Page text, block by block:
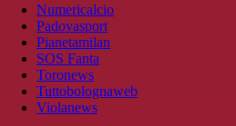
Numericalcio
Padovasport
Pianetamilan
SOS Fanta
Toronews
Tuttobolognaweb
Violanews